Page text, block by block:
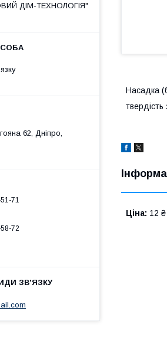
Насадка
Ціна: 12 ₴
ДІМ-ТЕХНОЛОГІЯ"
62, Дніпро,
71
72